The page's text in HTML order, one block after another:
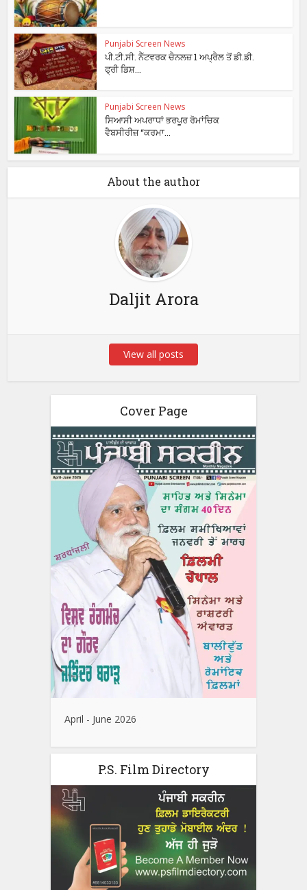
Punjabi Screen News
ਪੀ.ਟੀ.ਸੀ. ਨੈੱਟਵਰਕ ਚੈਨਲਜ਼ 1 ਅਪ੍ਰੈਲ ਤੋਂ ਡੀ.ਡੀ.
ਫ੍ਰੀ ਡਿਸ਼...
Punjabi Screen News
ਸਿਆਸੀ ਅਪਰਾਧਾਂ ਭਰਪੂਰ ਰੋਮਾਂਚਿਕ
ਵੈਬਸੀਰੀਜ਼ “ਕਰਮਾ...
About the author
Daljit Arora
View all posts
Cover Page
April - June 2026
P.S. Film Directory